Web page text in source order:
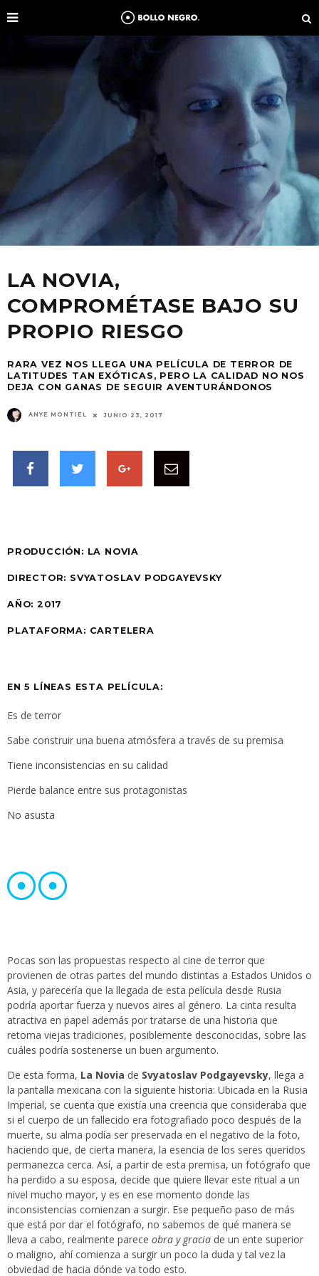
LA NOVIA,
COMPROMÉTASE BAJO SU
PROPIO RIESGO
RARA VEZ NOS LLEGA UNA PELÍCULA DE TERROR DE
LATITUDES TAN EXÓTICAS, PERO LA CALIDAD NO NOS
DEJA CON GANAS DE SEGUIR AVENTURÁNDONOS
ANYE MONTIEL JUNIO 23, 2017
PRODUCCIÓN: LA NOVIA
DIRECTOR: SVYATOSLAV PODGAYEVSKY
AÑO: 2017
PLATAFORMA: CARTELERA
EN 5 LÍNEAS ESTA PELÍCULA:
Es de terror
Sabe construir una buena atmósfera a través de su premisa
Tiene inconsistencias en su calidad
Pierde balance entre sus protagonistas
No asusta
Pocas son las propuestas respecto al cine de terror que
provienen de otras partes del mundo distintas a Estados Unidos o
Asia, y parecería que la llegada de esta película desde Rusia
podría aportar fuerza y nuevos aires al género. La cinta resulta
atractiva en papel además por tratarse de una historia que
retoma viejas tradiciones, posiblemente desconocidas, sobre las
cuáles podría sostenerse un buen argumento.
De esta forma, La Novia de Svyatoslav Podgayevsky, llega a
la pantalla mexicana con la siguiente historia: Ubicada en la Rusia
Imperial, se cuenta que existía una creencia que consideraba que
si el cuerpo de un fallecido era fotografiado poco después de la
muerte, su alma podía ser preservada en el negativo de la foto,
haciendo que, de cierta manera, la esencia de los seres queridos
permanezca cerca. Así, a partir de esta premisa, un fotógrafo que
ha perdido a su esposa, decide que quiere llevar este ritual a un
nivel mucho mayor, y es en ese momento donde las
inconsistencias comienzan a surgir. Ese pequeño paso de más
que está por dar el fotógrafo, no sabemos de qué manera se
lleva a cabo, realmente parece obra y gracia de un ente superior
o maligno, ahí comienza a surgir un poco la duda y tal vez la
obviedad de hacia dónde va todo esto.